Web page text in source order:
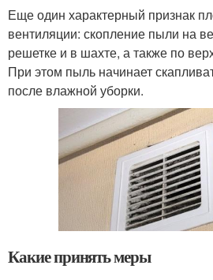
Еще один характерный признак
вентиляции: скопление пыли на
решетке и в шахте, а также по
При этом пыль начинает
после влажной уборки.
Какие принять меры